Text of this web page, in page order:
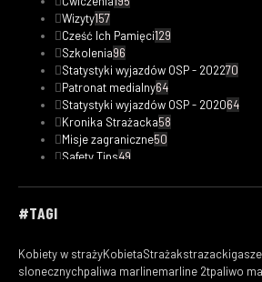
Wizyty157
Cześć Ich Pamięci129
Szkolenia96
Statystyki wyjazdów OSP - 202270
Patronat medialny64
Statystyki wyjazdów OSP - 202064
Kronika Strażacka58
Misje zagraniczne50
Safety Tips49
Fotorelacje33
Statystyki wyjazdów OSP - 201918
Wasze16
#TAGI
Kobiety w strażyKobietaStrażakstrazacki
slonecznychpaliwa marlinemarline 2tpaliwo